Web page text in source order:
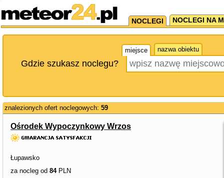
NOCLEGI NOCLEGI NA
miejsce nazwa obiektu
Gdzie szukasz noclegu?
znalezionych ofert noclegowych: 59
Ośrodek Wypoczynkowy Wrzos
Łupawsko
za nocleg od 84PLN